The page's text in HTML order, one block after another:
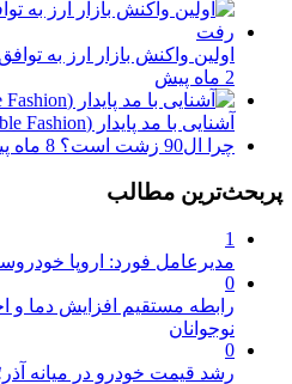
اولین واکنش بازار ارز به
2 ماه پیش
آشنایی با مد پایدار (Sustainable Fashion)
چرا ال90 زشت است؟
8 ماه پیش
پربحث‌ترین مطالب
1
مدیرعامل فورد: اروپا
0
رابطه مستقیم افزایش دما و
نوجوانان
0
رشد قیمت خودرو در میانه